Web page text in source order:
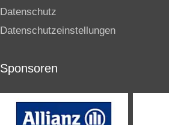
Datenschutz
Datenschutzeinstellungen
Sponsoren